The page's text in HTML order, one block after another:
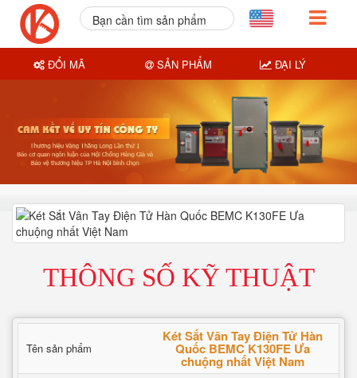
THÔNG SỐ KỸ THUẬT
Tên sản phẩm
Két Sắt Vân Tay Điện Tử Hàn
Quốc BEMC K130FE Ưa
chuộng nhất Việt Nam
Bạn cần tìm sản phẩm
ĐỔI MÃ SẢN PHẨM ĐẠI LÝ